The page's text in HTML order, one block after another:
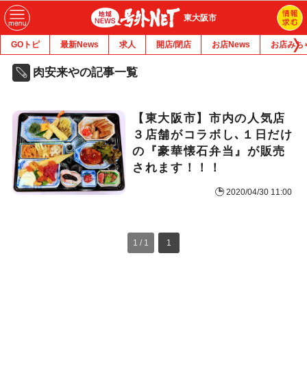
東大阪市
GOトピ 最新News 求人 開店/閉店 お店News お店みち
肉安来やの記事一覧
【東大阪市】市内の人気店
３店舗がコラボし､１日だけ
の『豪華懐石弁当』が販売
されます！！！
2020/04/30 11:00
1 / 1 1